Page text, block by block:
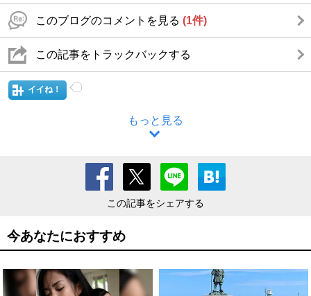
このブログのコメントを見る (1件)
この記事をトラックバックする
イイね！
もっと見る
この記事をシェアする
今あなたにおすすめ